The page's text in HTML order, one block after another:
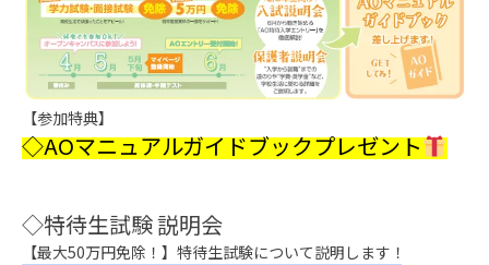
【参加特典】
◇AOマニュアルガイドブックプレゼント
◇特待生試験 説明会
【最大50万円免除！】特待生試験について説明します！